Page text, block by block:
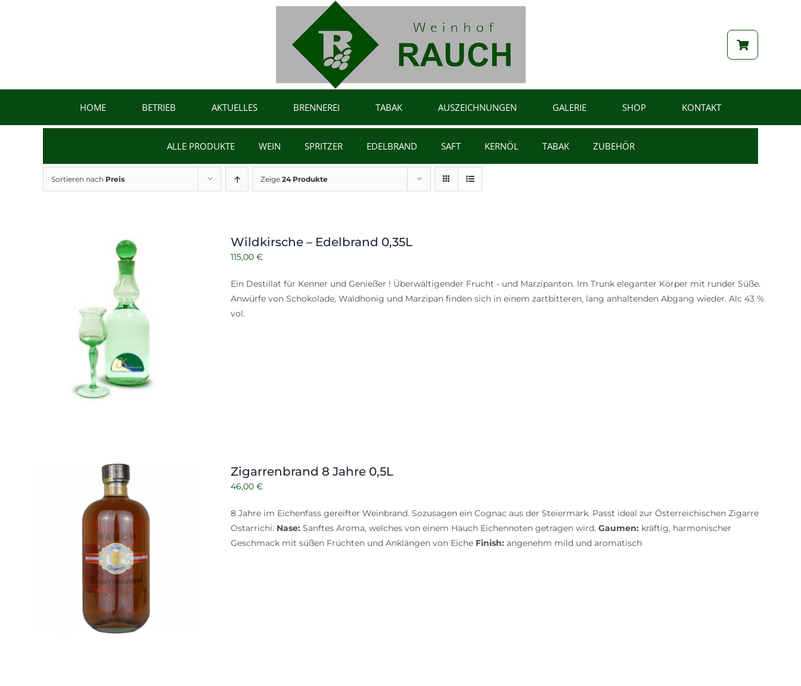
HOME BETRIEB AKTUELLES BRENNEREI TABAK AUSZEICHNUNGEN GALERIE SHOP KONTAKT
ALLE PRODUKTE WEIN SPRITZER EDELBRAND SAFT KERNÖL TABAK ZUBEHÖR
Sortieren nach Preis Zeige 24 Produkte
Wildkirsche – Edelbrand 0,35L
115,00 €
Ein Destillat für Kenner und Genießer ! Überwältigender Frucht - und Marzipanton. Im Trunk eleganter Körper mit runder Süße.
Anwürfe von Schokolade, Waldhonig und Marzipan finden sich in einem zartbitteren, lang anhaltenden Abgang wieder. Alc 43 %
vol.
Zigarrenbrand 8 Jahre 0,5L
46,00 €
8 Jahre im Eichenfass gereifter Weinbrand. Sozusagen ein Cognac aus der Steiermark. Passt ideal zur Österreichischen Zigarre
Ostarrichi. Nase:Sanftes Aroma, welches von einem Hauch Eichennoten getragen wird. Gaumen:kräftig, harmonischer
Geschmack mit süßen Früchten und Anklängen von Eiche Finish:angenehm mild und aromatisch